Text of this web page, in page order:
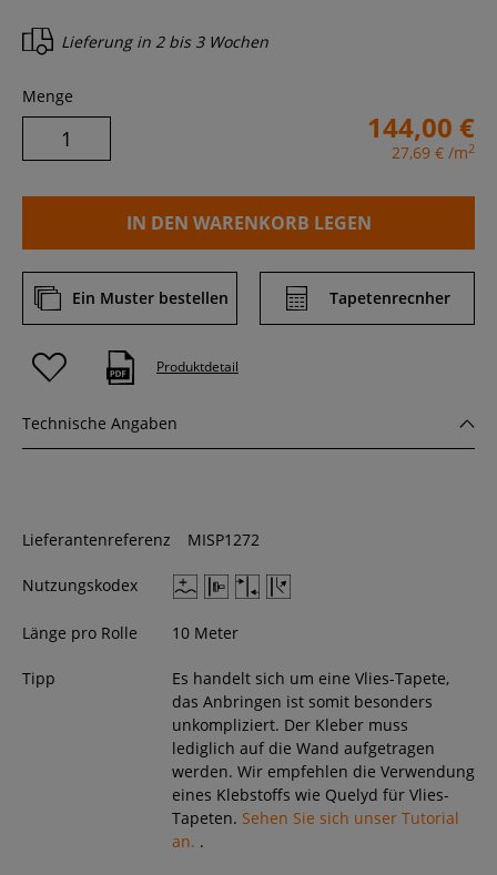
Lieferung in 2 bis 3 Wochen
Menge
144,00 €
27,69 € /m2
IN DEN WARENKORB LEGEN
Ein Muster bestellen Tapetenrecnher
Produktdetail
Technische Angaben
Lieferantenreferenz MISP1272
Nutzungskodex
Länge pro Rolle 10 Meter
Tipp
Es handelt sich um eine Vlies-Tapete,
das Anbringen ist somit besonders
unkompliziert. Der Kleber muss
lediglich auf die Wand aufgetragen
werden. Wir empfehlen die Verwendung
eines Klebstoffs wie Quelyd für Vlies-
Tapeten. Sehen Sie sich unser Tutorial
an. .